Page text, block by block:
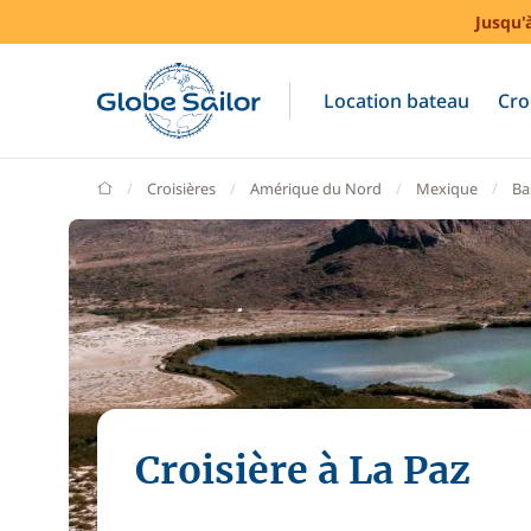
Location bateau
GlobeSailor
Croisières Amérique du Nord Mexique
Croisière à La Paz